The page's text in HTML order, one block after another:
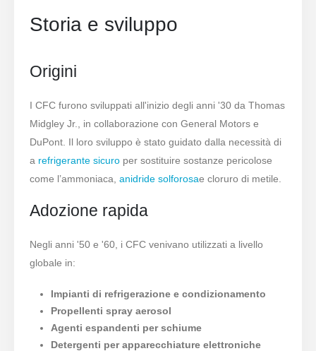
Storia e sviluppo
Origini
I CFC furono sviluppati all'inizio degli anni '30 da Thomas
Midgley Jr., in collaborazione con General Motors e
DuPont. Il loro sviluppo è stato guidato dalla necessità di
a refrigerante sicuro per sostituire sostanze pericolose
come l’ammoniaca,anidride solforosae cloruro di metile.
Adozione rapida
Negli anni '50 e '60, i CFC venivano utilizzati a livello
globale in:
Impianti di refrigerazione e condizionamento
Propellenti spray aerosol
Agenti espandenti per schiume
Detergenti per apparecchiature elettroniche